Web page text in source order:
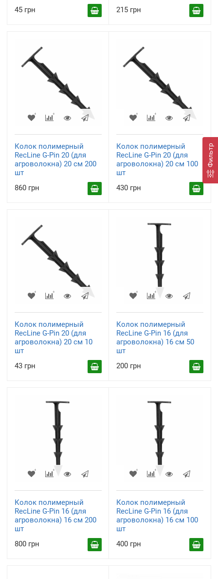
Фильтр
45 грн 215 грн
Колок полимерный
RecLine G-Pin 20 (для
агроволокна) 20 см 200
шт
860 грн
Колок полимерный
RecLine G-Pin 20 (для
агроволокна) 20 см 100
шт
430 грн
Колок полимерный
RecLine G-Pin 20 (для
агроволокна) 20 см 10
шт
43 грн
Колок полимерный
RecLine G-Pin 16 (для
агроволокна) 16 см 50
шт
200 грн
Колок полимерный
RecLine G-Pin 16 (для
агроволокна) 16 см 200
шт
800 грн
Колок полимерный
RecLine G-Pin 16 (для
агроволокна) 16 см 100
шт
400 грн